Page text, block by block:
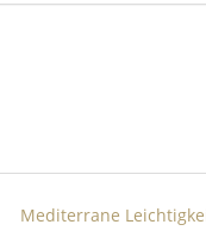
Mediterrane